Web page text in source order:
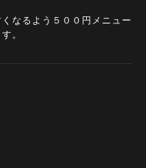
なるよう５００円メニュー
。